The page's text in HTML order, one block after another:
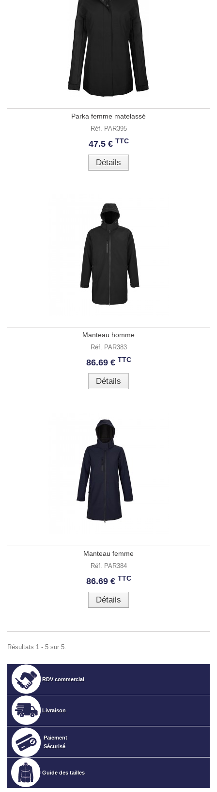
Parka femme matelassé
Réf. PAR395
47.5 € TTC
Détails
Manteau homme
Réf. PAR383
86.69 € TTC
Détails
Manteau femme
Réf. PAR384
86.69 € TTC
Détails
Résultats 1 - 5 sur 5.
RDV commercial
Livraison
Paiement
Sécurisé
Guide des tailles